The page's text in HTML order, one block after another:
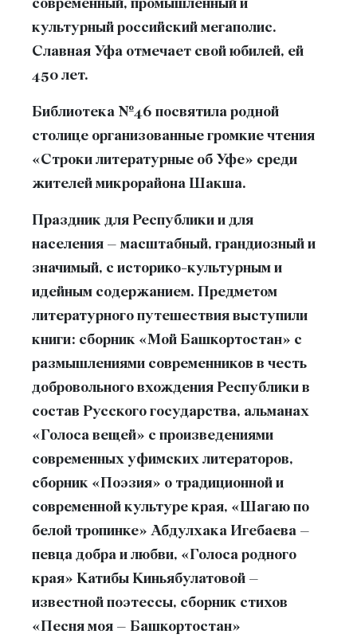
современный, промышленный и
культурный российский мегаполис.
Славная Уфа отмечает свой юбилей, ей
450 лет.
Библиотека №46 посвятила родной
столице организованные громкие чтения
«Строки литературные об Уфе» среди
жителей микрорайона Шакша.
Праздник для Республики и для
населения – масштабный, грандиозный и
значимый, с историко-культурным и
идейным содержанием. Предметом
литературного путешествия выступили
книги: сборник «Мой Башкортостан» с
размышлениями современников в честь
добровольного вхождения Республики в
состав Русского государства, альманах
«Голоса вещей» с произведениями
современных уфимских литераторов,
сборник «Поэзия» о традиционной и
современной культуре края, «Шагаю по
белой тропинке» Абдулхака Игебаева –
певца добра и любви, «Голоса родного
края» Катибы Киньябулатовой –
известной поэтессы, сборник стихов
«Песня моя – Башкортостан»